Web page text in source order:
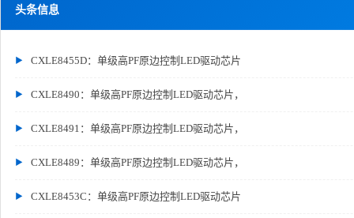
头条信息
CXLE8455D：单级高PF原边控制LED驱动芯片
CXLE8490：单级高PF原边控制LED驱动芯片，
CXLE8491：单级高PF原边控制LED驱动芯片，
CXLE8489：单级高PF原边控制LED驱动芯片，
CXLE8453C：单级高PF原边控制LED驱动芯片